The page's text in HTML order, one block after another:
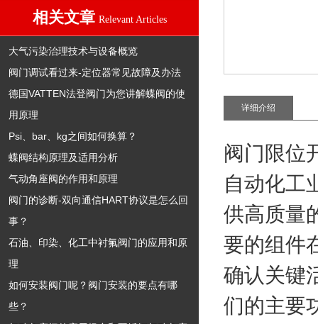
相关文章 Relevant Articles
大气污染治理技术与设备概览
阀门调试看过来-定位器常见故障及办法
德国VATTEN法登阀门为您讲解蝶阀的使
用原理
Psi、bar、kg之间如何换算？
蝶阀结构原理及适用分析
气动角座阀的作用和原理
阀门的诊断-双向通信HART协议是怎么回
事？
石油、印染、化工中衬氟阀门的应用和原
理
如何安装阀门呢？阀门安装的要点有哪
些？
详细介绍
阀门限位
自动化工
供高质量
要的组件
确认关键
们的主要